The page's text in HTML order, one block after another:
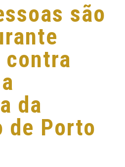
são
contra
da
de Porto